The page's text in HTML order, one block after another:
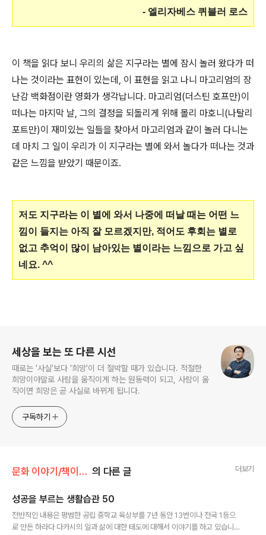
- 엘리자베스 퀴블러 로스
이 책을 읽다 보니 우리의 삶은 지구라는 별에 잠시 놀러 왔다가 떠
나는 것이라는 표현이 있는데, 이 표현을 읽고 나니 마고리엄의 장
난감 백화점이란 영화가 생각납니다. 마고리엄(더스틴 호프만)이
떠나는 마지막 날, 그의 결정을 되돌리게 위해 몰리 마호니(나탈리
포트만)이 재미있는 일들을 찾아서 마고리엄과 같이 놀러 다니는
데 마치 그 일이 우리가 이 지구라는 별에 와서 놀다가 떠나는 것과
같은 느낌을 받았기 때문이죠.
저도 지구라는 이 별에 와서 나중에 떠날 때는 어떤 느
낌이 들지는 아직 잘 모르겠지만, 적어도 후회는 별로
없고 추억이 많이 남아있는 별이라는 느낌으로 가고 싶
네요. ^^
세상을 보는 또 다른 시선
때로는 '사실'보다 '희망'이 더 절박할 때가 있습니다. 적절한
희망이야말로 사람을 움직이게 하는 원동력이 되고, 사람이 움
직이면 희망은 곧 사실로 바뀌게 됩니다.
구독하기
문화 이야기/책이야기 의 다른 글 더보기
성공을 부르는 생활습관 50
전반적인 내용은 평범한 공립 중학교 육상부를 7년 동안 13번이나 전국 1등으
로 만든 하라다 다카시의 일과 삶에 대한 태도에 대해서 이야기를 하고 있습니